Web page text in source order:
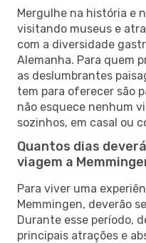
Mergulhe na história e
visitando museus e
com a diversidade
Alemanha. Para quem
as deslumbrantes
tem para oferecer são
não esquece nenhum
sozinhos, em casal ou
Quantos dias
viagem a
Para viver uma
Memmingen, deverão
Durante esse período,
principais atrações e